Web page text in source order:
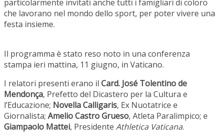
particolarmente invitati anche tutti i famigliari di coloro
che lavorano nel mondo dello sport, per poter vivere una
festa insieme.
Il programma è stato reso noto in una conferenza
stampa ieri mattina, 11 giugno, in Vaticano.
I relatori presenti erano il Card. José Tolentinode
Mendonça, Prefetto del Dicastero per la Cultura e
l’Educazione; Novella Calligaris, Ex Nuotatrice e
Giornalista; Amelio Castro Grueso, Atleta Paralimpico; e
Giampaolo Mattei, Presidente Athletica Vaticana.